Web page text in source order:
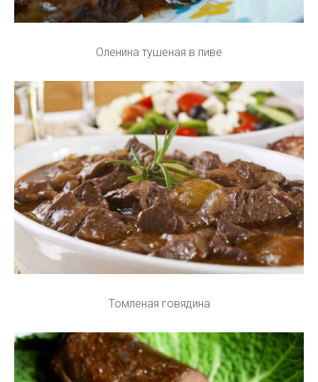
Оленина тушеная в пиве
Томленая говядина